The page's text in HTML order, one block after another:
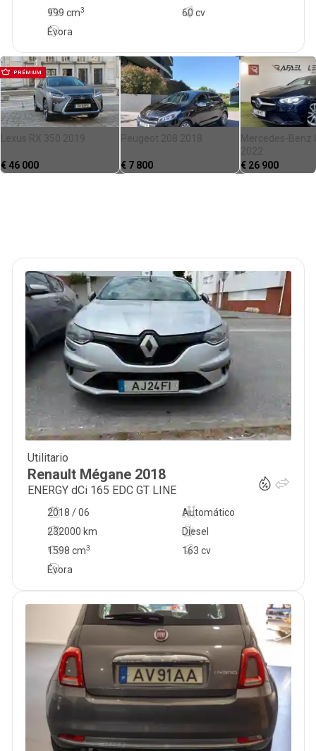
60 cv
999 cm3
Évora
PRÉMIUM
Lexus RX 350 2019
€ 46 000
Peugeot 208 2018
€ 7 800
Mercedes-Benz
€ 26 900
Utilitario
Renault Mégane 2018
ENERGY dCi 165 EDC GT LINE
2018 / 06
Automático
232000 km
163 cv
Diesel
1598 cm3
Évora